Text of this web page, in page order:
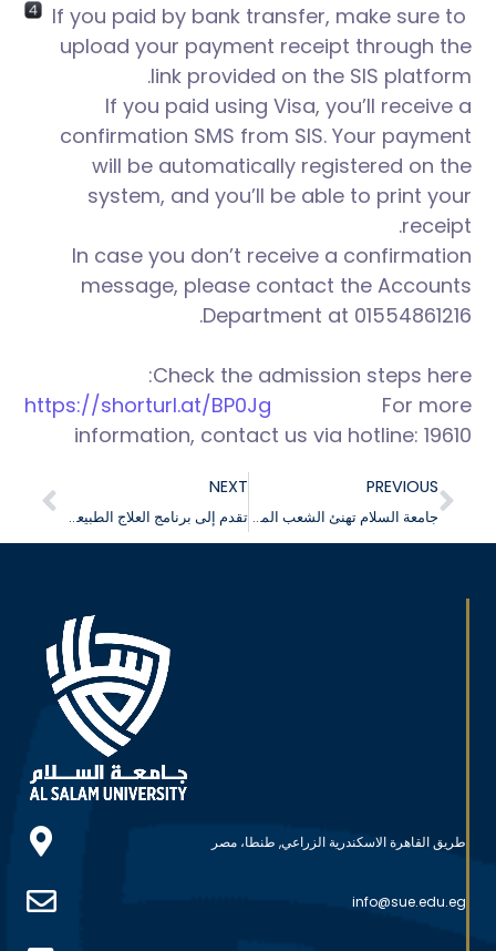
If you paid by bank transfer, make sure to
upload your payment receipt through the
link provided on the SIS platform.
If you paid using Visa, you’ll receive a
confirmation SMS from SIS. Your payment
will be automatically registered on the
system, and you’ll be able to print your
receipt.
In case you don’t receive a confirmation
message, please contact the Accounts
Department at 01554861216.
Check the admission steps here:
https://shorturl.at/BP0Jg
For more
information, contact us via hotline: 19610
PREVIOUS
جامعة السلام تهنئ الشعب المصري بمناسبة ذكرى ثورة 23 يوليو
NEXT
تقدم إلى برنامج العلاج الطبيعي جامعة السلام واحصل على خصم 15%
طريق القاهرة الاسكندرية الزراعي, طنطا، مصر
info@sue.edu.eg